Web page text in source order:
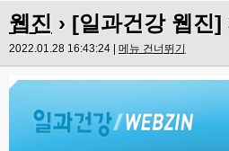
웹진 › [일과건강 웹진]
2022.01.28 16:43:24 | 메뉴 건너뛰기